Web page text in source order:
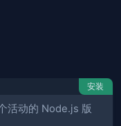
安装
活动的 Node.js 版